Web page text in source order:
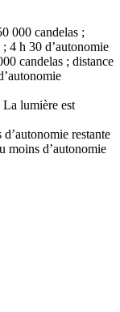
000 candelas ;
4 h 30 d’autonomie
candelas ; distance
La lumière est
restante
moins d’autonomie